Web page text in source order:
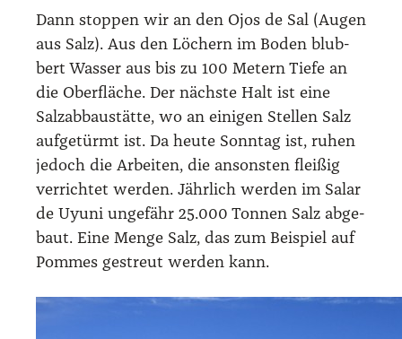
Dann stop­pen wir an den Ojos de Sal (Augen
aus Salz). Aus den Löchern im Boden blub­
bert Was­ser aus bis zu 100 Metern Tie­fe an
die Ober­flä­che. Der nächs­te Halt ist eine
Salz­ab­bau­stät­te, wo an eini­gen Stel­len Salz
auf­ge­türmt ist. Da heu­te Sonn­tag ist, ruhen
jedoch die Arbei­ten, die ansons­ten flei­ßig
ver­rich­tet wer­den. Jähr­lich wer­den im Salar
de Uyu­ni unge­fähr 25.000 Ton­nen Salz abge­
baut. Eine Men­ge Salz, das zum Bei­spiel auf
Pom­mes gestreut wer­den kann.